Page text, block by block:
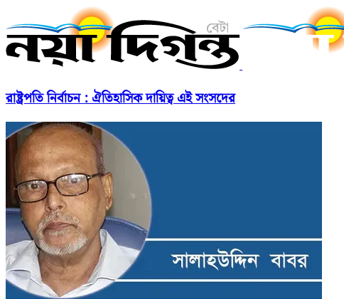
রাষ্ট্রপতি নির্বাচন : ঐতিহাসিক দায়িত্ব এই সংসদের